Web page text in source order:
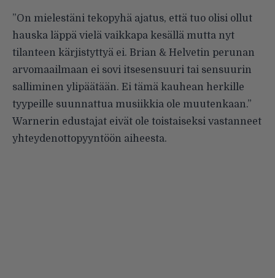
”On mielestäni tekopyhä ajatus, että tuo olisi ollut
hauska läppä vielä vaikkapa kesällä mutta nyt
tilanteen kärjistyttyä ei. Brian & Helvetin perunan
arvomaailmaan ei sovi itsesensuuri tai sensuurin
salliminen ylipäätään. Ei tämä kauhean herkille
tyypeille suunnattua musiikkia ole muutenkaan.”
Warnerin edustajat eivät ole toistaiseksi vastanneet
yhteydenottopyyntöön aiheesta.